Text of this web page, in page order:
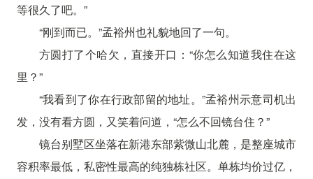
等很久了吧。”
“刚到而已。”孟裕州也礼貌地回了一句。
方圆打了个哈欠，直接开口：“你怎么知道我住在这
里？”
“我看到了你在行政部留的地址。”孟裕州示意司机出
发，没有看方圆，又笑着问道，“怎么不回镜台住？”
镜台别墅区坐落在新港东部紫微山北麓，是整座城市
容积率最低，私密性最高的纯独栋社区。单栋均价过亿，